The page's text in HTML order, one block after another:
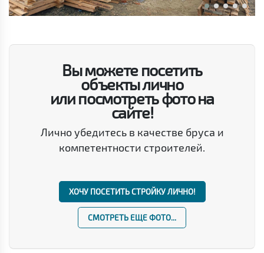
Вы можете посетить
объекты лично
или посмотреть фото на
сайте!
Лично убедитесь в качестве бруса и
компетентности строителей.
ХОЧУ ПОСЕТИТЬ СТРОЙКУ ЛИЧНО!
СМОТРЕТЬ ЕЩЕ ФОТО...